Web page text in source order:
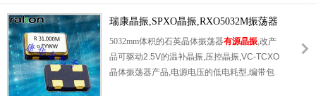
于嵌入式应用，扩展温度范围和坚固的环境，
QEN55-
AHRIDT50SB/T50MHZ,Rakon
晶振,XO振荡器,6G无线设备晶
条件下,晶振也能正常工作,具有稳定的起振特
性,高耐热性,耐热循环性和耐振性等的高可靠
性能,由于在49/S形晶体谐振器的底部装了树脂
底座,就可作为产品电气特性和高可靠性无受损
的表面贴片型晶体谐振器使用,满足无铅焊接的
瑞康晶振,SPXO晶振,RXO5032M振荡器
5032mm体积的石英晶体振荡器有源晶振,改产
品可驱动2.5V的温补晶振,压控晶振,VC-TCXO
晶体振荡器产品,电源电压的低电耗型,编带包